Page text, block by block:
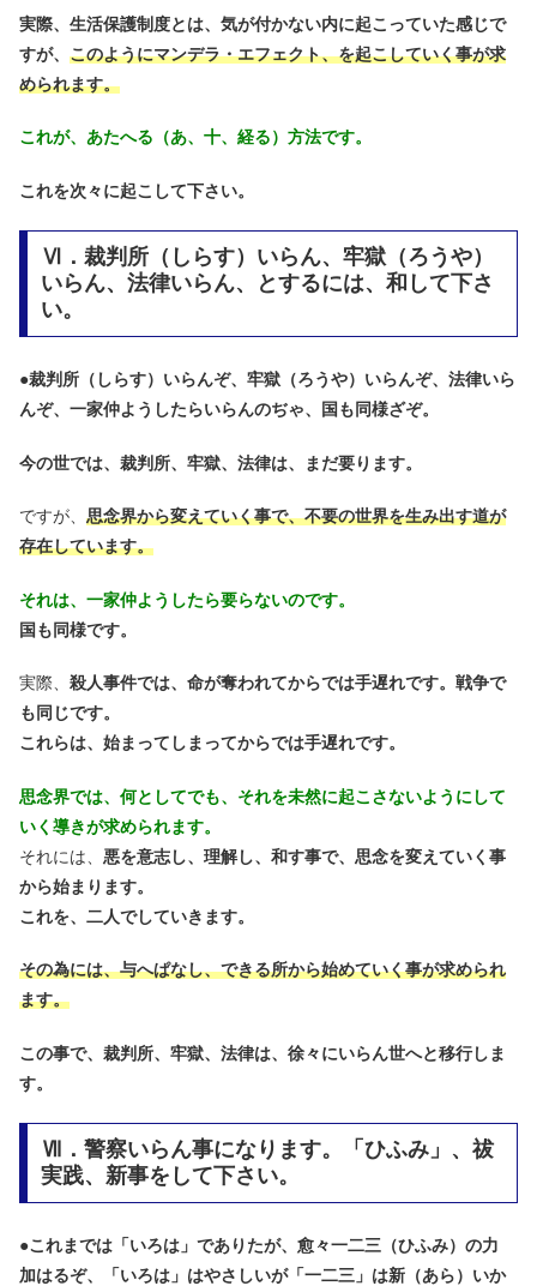
実際、生活保護制度とは、気が付かない内に起こっていた感じで
すが、 このようにマンデラ・エフェクト、を起こしていく事が求
められます。
これが、あたへる（あ、十、経る）方法です。
これを次々に起こして下さい。
Ⅵ．裁判所（しらす）いらん、牢獄（ろうや）
いらん、法律いらん、とするには、和して下さ
い。
●裁判所（しらす）いらんぞ、牢獄（ろうや）いらんぞ、法律いら
んぞ、一家仲ようしたらいらんのぢゃ、国も同様ざぞ。
今の世では、裁判所、牢獄、法律は、まだ要ります。
ですが、 思念界から変えていく事で、不要の世界を生み出す道が
存在しています。
それは、一家仲ようしたら要らないのです。
国も同様です。
実際、 殺人事件では、命が奪われてからでは手遅れです。戦争で
も同じです。
これらは、始まってしまってからでは手遅れです。
思念界では、何としてでも、それを未然に起こさないようにして
いく導きが求められます。
それには、 悪を意志し、理解し、和す事で、思念を変えていく事
から始まります。
これを、二人でしていきます。
その為には、与へぱなし、できる所から始めていく事が求められ
ます。
この事で、 裁判所、牢獄、法律は、徐々にいらん世へと移行しま
す。
Ⅶ．警察いらん事になります。「ひふみ」、祓
実践、新事をして下さい。
●これまでは「いろは」でありたが、愈々一二三（ひふみ）の力
加はるぞ、「いろは」はやさしいが「一二三」は新（あら）いか